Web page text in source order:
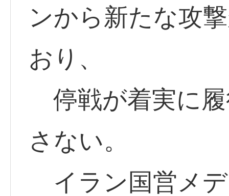
ンから新たな攻
おり、
停戦が着実に
さない。
イラン国営メ